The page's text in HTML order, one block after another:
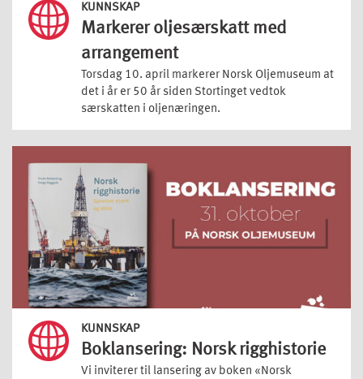
KUNNSKAP
Markerer oljesærskatt med
arrangement
Torsdag 10. april markerer Norsk Oljemuseum at
det i år er 50 år siden Stortinget vedtok
særskatten i oljenæringen.
KUNNSKAP
Boklansering: Norsk rigghistorie
Vi inviterer til lansering av boken «Norsk